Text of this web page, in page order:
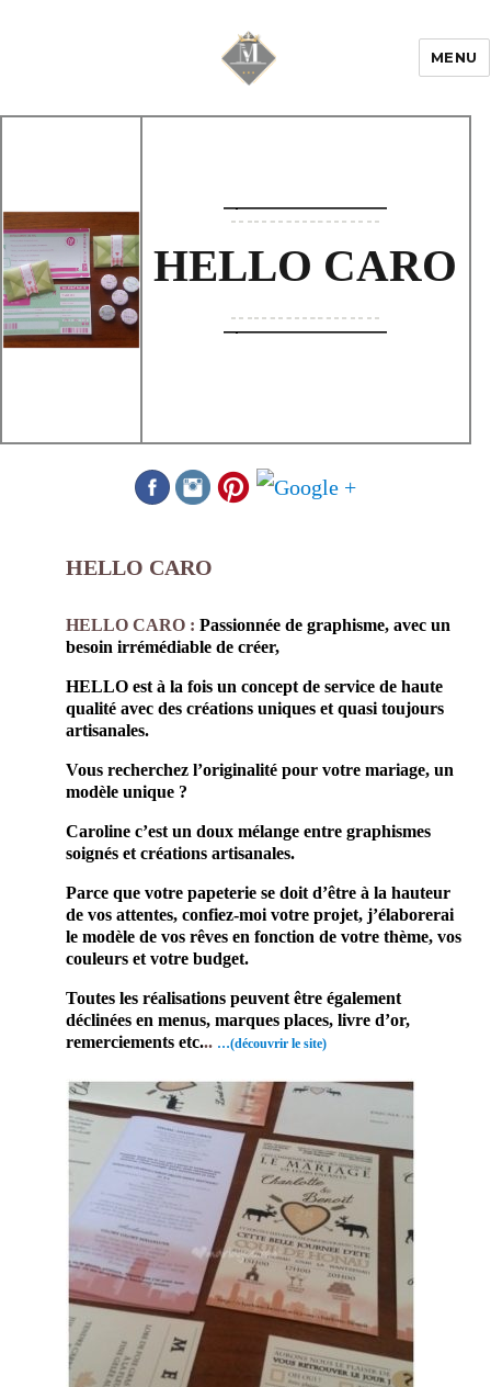
MENU
HELLO CARO
HELLO CARO
HELLO CARO : Passionnée de graphisme, avec un
besoin irrémédiable de créer,
HELLO est à la fois un concept de service de haute
qualité avec des créations uniques et quasi toujours
artisanales.
Vous recherchez l’originalité pour votre mariage, un
modèle unique ?
Caroline c’est un doux mélange entre graphismes
soignés et créations artisanales.
Parce que votre papeterie se doit d’être à la hauteur
de vos attentes, confiez-moi votre projet, j’élaborerai
le modèle de vos rêves en fonction de votre thème, vos
couleurs et votre budget.
Toutes les réalisations peuvent être également
déclinées en menus, marques places, livre d’or,
remerciements etc... …(découvrir le site)